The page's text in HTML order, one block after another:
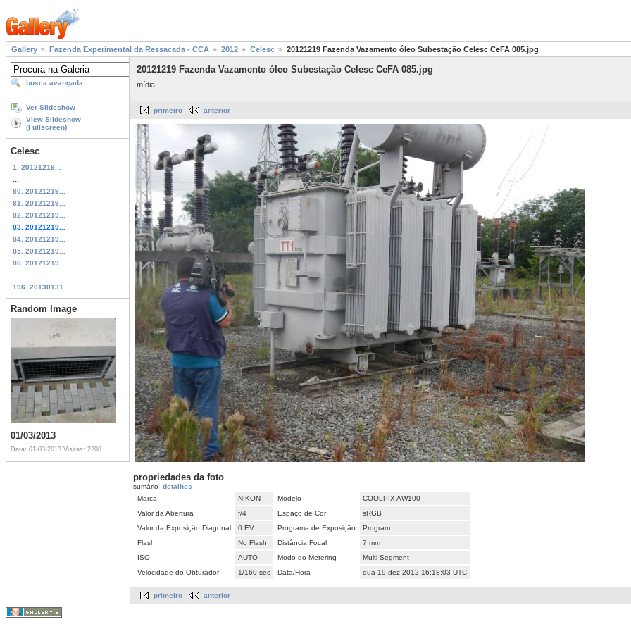
Gallery Fazenda Experimental da Ressacada - CCA 2012 Celesc 20121219 Fazenda Vazamento óleo Subestação Celesc CeFA 085.jpg
busca avançada
Ver Slideshow
View Slideshow
(Fullscreen)
Celesc
1. 20121219...
80. 20121219...
81. 20121219...
82. 20121219...
83. 20121219...
84. 20121219...
85. 20121219...
86. 20121219...
196. 20130131...
Random Image
01/03/2013
Data: 01-03-2013 Visitas: 2208
20121219 Fazenda Vazamento óleo Subestação Celesc CeFA 085.jpg
mídia
primeiro anterior
propriedades da foto
sumário detalhes
Marca
NIKON Modelo
COOLPIX AW100
Valor da Abertura
f/4 Espaço de Cor
sRGB
Valor da Exposição Diagonal
0 EV Programa de Exposição
Program
Flash
No Flash Distância Focal
7 mm
ISO
AUTO Modo do Metering
Multi-Segment
Velocidade do Obturador
1/160 sec Data/Hora qua 19 dez 2012 16:18:03 UTC
primeiro anterior